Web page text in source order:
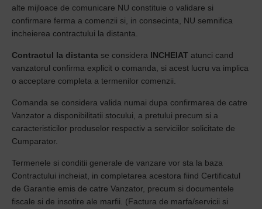
alte mijloace de comunicare NU constituie o validare si
confirmare ferma a comenzii si, in consecinta, NU semnifica
incheierea contractului la distanta.
Contractul la distanta se considera INCHEIAT atunci cand
vanzatorul confirma explicit o comanda, si acest lucru va implica
o acceptare completa a termenilor comenzii.
Comanda se considera valida numai dupa confirmarea de catre
Vanzator a disponibilitatii stocului, a pretului precum si a
caracteristicilor produselor respectiv a serviciilor solicitate de
Cumparator.
Termenele si conditii generale de vanzare vor sta la baza
Contractului incheiat, in completarea acestora fiind Certificatul
de Garantie emis de catre Vanzator, precum si documentele
fiscale si de insotire ale marfii. (Factura de marfa/servicii si